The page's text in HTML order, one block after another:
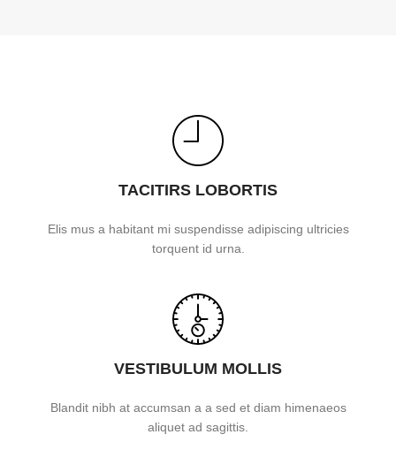
TACITIRS LOBORTIS
Elis mus a habitant mi suspendisse adipiscing ultricies
torquent id urna.
VESTIBULUM MOLLIS
Blandit nibh at accumsan a a sed et diam himenaeos
aliquet ad sagittis.